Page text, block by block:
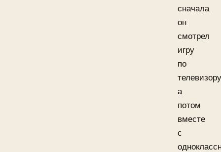
сначала
он
смотрел
игру
по
а
потом
вместе
с